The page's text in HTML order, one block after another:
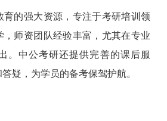
育的强大资源，专注于考研培训领
，师资团队经验丰富，尤其在专业
。中公考研还提供完善的课后服
疑，为学员的备考保驾护航。